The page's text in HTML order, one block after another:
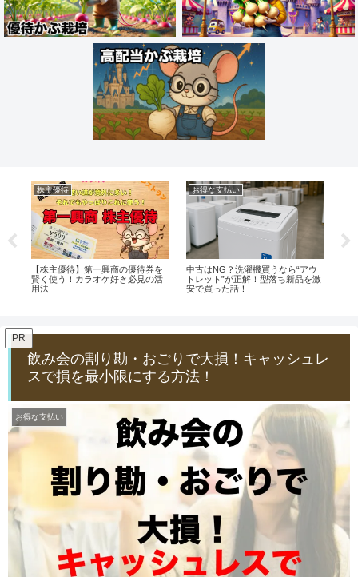
株主優待
【株主優待】第一興商の優待券を
賢く使う！カラオケ好き必見の活
用法
お得な支払い
中古はNG？洗濯機買うなら“アウ
トレット”が正解！型落ち新品を激
安で買った話！
PR
飲み会の割り勘・おごりで大損！キャッシュレ
スで損を最小限にする方法！
お得な支払い